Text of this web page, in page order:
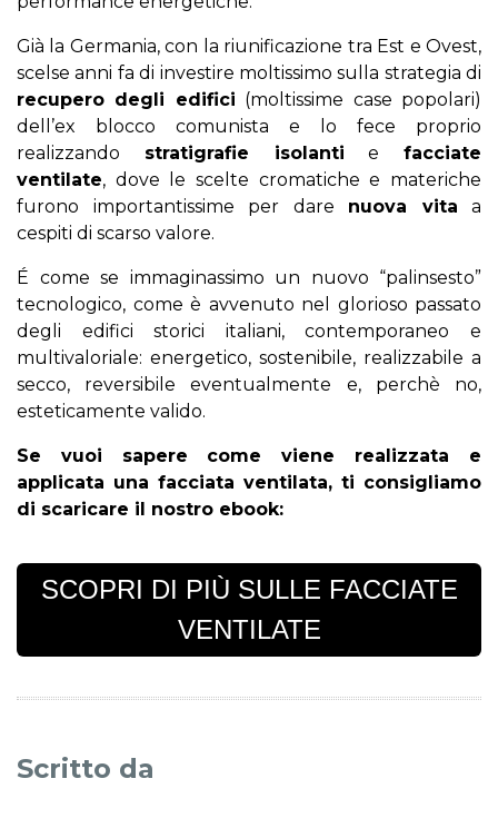
Già la Germania, con la riunificazione tra Est e Ovest,
scelse anni fa di investire moltissimo sulla strategia di
recupero degli edifici (moltissime case popolari)
dell’ex blocco comunista e lo fece proprio
realizzando stratigrafie isolanti e facciate
ventilate, dove le scelte cromatiche e materiche
furono importantissime per dare nuova vita a
cespiti di scarso valore.
É come se immaginassimo un nuovo “palinsesto”
tecnologico, come è avvenuto nel glorioso passato
degli edifici storici italiani, contemporaneo e
multivaloriale: energetico, sostenibile, realizzabile a
secco, reversibile eventualmente e, perchè no,
esteticamente valido.
Se vuoi sapere come viene realizzata e
applicata una facciata ventilata, ti consigliamo
di scaricare il nostro ebook:
SCOPRI DI PIÙ SULLE FACCIATE
VENTILATE
Scritto da